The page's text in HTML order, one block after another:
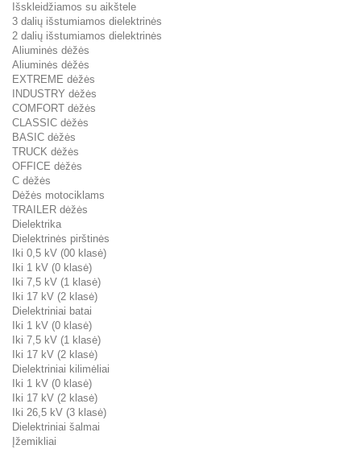
Išskleidžiamos su aikštele
3 dalių išstumiamos dielektrinės
2 dalių išstumiamos dielektrinės
Aliuminės dėžės
Aliuminės dėžės
EXTREME dėžės
INDUSTRY dėžės
COMFORT dėžės
CLASSIC dėžės
BASIC dėžės
TRUCK dėžės
OFFICE dėžės
C dėžės
Dėžės motociklams
TRAILER dėžės
Dielektrika
Dielektrinės pirštinės
Iki 0,5 kV (00 klasė)
Iki 1 kV (0 klasė)
Iki 7,5 kV (1 klasė)
Iki 17 kV (2 klasė)
Dielektriniai batai
Iki 1 kV (0 klasė)
Iki 7,5 kV (1 klasė)
Iki 17 kV (2 klasė)
Dielektriniai kilimėliai
Iki 1 kV (0 klasė)
Iki 17 kV (2 klasė)
Iki 26,5 kV (3 klasė)
Dielektriniai šalmai
Įžemikliai